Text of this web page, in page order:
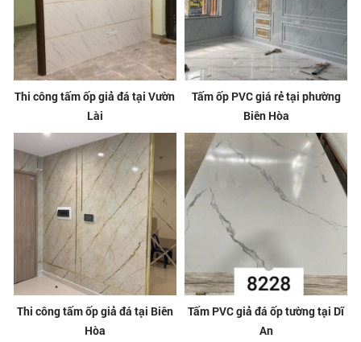
Thi công tấm ốp giả đá tại Vườn
Lài
Tấm ốp PVC giá rẻ tại phường
Biên Hòa
Thi công tấm ốp giả đá tại Biên
Hòa
Tấm PVC giả đá ốp tường tại Dĩ
An